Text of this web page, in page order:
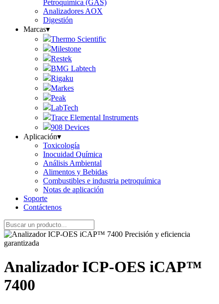
Petroquímica (GAS)
Analizadores AOX
Digestión
Marcas▾
Thermo Scientific
Milestone
Restek
BMG Labtech
Rigaku
Markes
Peak
LabTech
Trace Elemental Instruments
908 Devices
Aplicación▾
Toxicología
Inocuidad Química
Análisis Ambiental
Alimentos y Bebidas
Combustibles e industria petroquímica
Notas de aplicación
Soporte
Contáctenos
Analizador ICP-OES iCAP™
7400